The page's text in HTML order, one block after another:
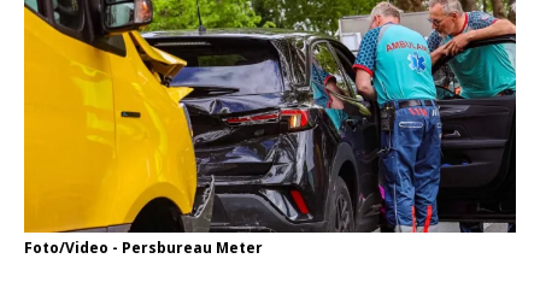
Foto/Video - Persbureau Meter